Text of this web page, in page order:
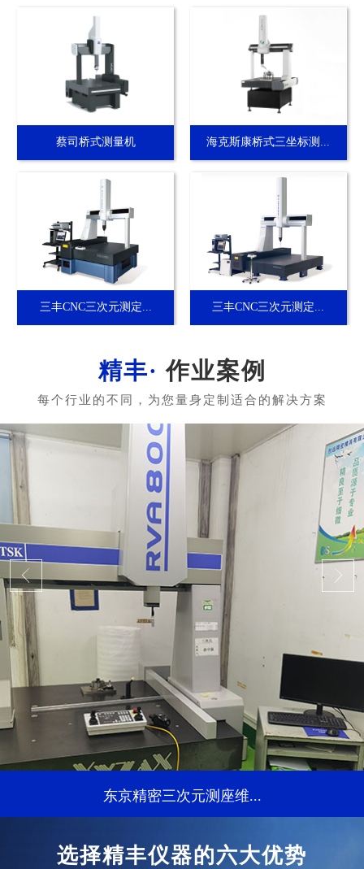
蔡司桥式测量机 海克斯康桥式三坐标测...
三丰CNC三次元测定... 三丰CNC三次元测定...
作业案例
东京精密三次元测座维...
...
选择精丰仪器的六大优势